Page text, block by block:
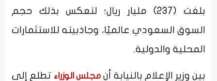
بلغت (237) مليار ريال؛ لتعكس بذلك حجم
السوق السعودي عالميًا، وجاذبيته للاستثمارات
المحلية والدولية.
بين وزير الإعلام بالنيابة أن مجلس الوزراء تطلع إلى